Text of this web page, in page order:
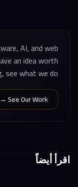
AI, and web
an idea worth
see what we do.
See Our Work →
اقرأ أيضاً